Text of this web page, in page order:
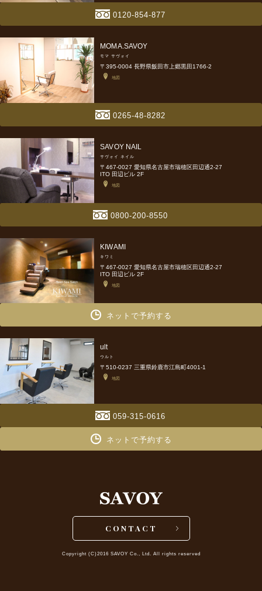
0120-854-877
MOMA.SAVOY
モマ サヴォイ
〒395-0004 長野県飯田市上郷黒田1766-2
地図
0265-48-8282
SAVOY NAIL
サヴォイ ネイル
〒467-0027 愛知県名古屋市瑞穂区田辺通2-27
ITO 田辺ビル 2F
地図
0800-200-8550
KIWAMI
キワミ
〒467-0027 愛知県名古屋市瑞穂区田辺通2-27
ITO 田辺ビル 2F
地図
ネットで予約する
ult
ウルト
〒510-0237 三重県鈴鹿市江島町4001-1
地図
059-315-0616
ネットで予約する
CONTACT
Copyright (C)2016 SAVOY Co., Ltd. All rights reserved